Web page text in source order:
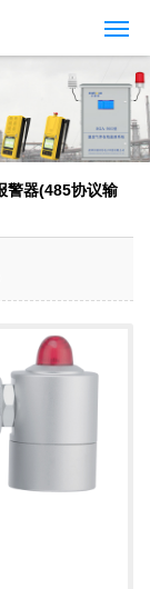
警器(485协议输